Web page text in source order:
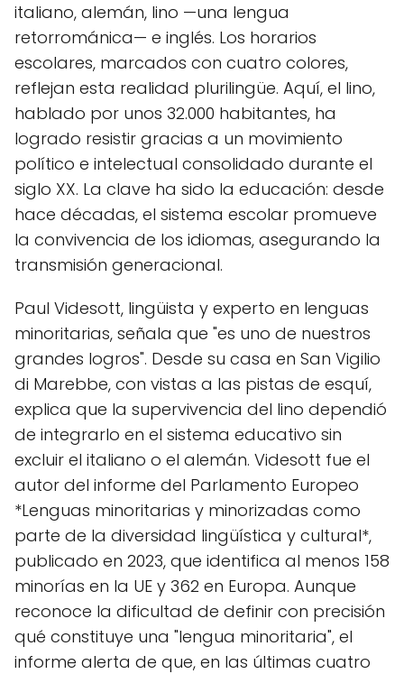
italiano, alemán, lino —una lengua
retorrománica— e inglés. Los horarios
escolares, marcados con cuatro colores,
reflejan esta realidad plurilingüe. Aquí, el lino,
hablado por unos 32.000 habitantes, ha
logrado resistir gracias a un movimiento
político e intelectual consolidado durante el
siglo XX. La clave ha sido la educación: desde
hace décadas, el sistema escolar promueve
la convivencia de los idiomas, asegurando la
transmisión generacional.
Paul Videsott, lingüista y experto en lenguas
minoritarias, señala que "es uno de nuestros
grandes logros". Desde su casa en San Vigilio
di Marebbe, con vistas a las pistas de esquí,
explica que la supervivencia del lino dependió
de integrarlo en el sistema educativo sin
excluir el italiano o el alemán. Videsott fue el
autor del informe del Parlamento Europeo
*Lenguas minoritarias y minorizadas como
parte de la diversidad lingüística y cultural*,
publicado en 2023, que identifica al menos 158
minorías en la UE y 362 en Europa. Aunque
reconoce la dificultad de definir con precisión
qué constituye una "lengua minoritaria", el
informe alerta de que, en las últimas cuatro